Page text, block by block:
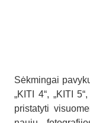
Sėkmingai
„KITI 4“, „KITI
pristatyti